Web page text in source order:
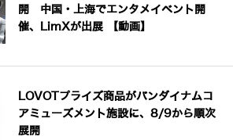
開 中国・上海でエンタメイベント開
催、LimXが出展 【動画】
LOVOTプライズ商品がバンダイナムコ
アミューズメント施設に、8/9から順次
展開